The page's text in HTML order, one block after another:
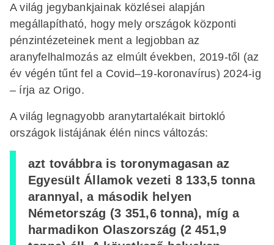
A világ jegybankjainak közlései alapján
megállapítható, hogy mely országok központi
pénzintézeteinek ment a legjobban az
aranyfelhalmozás az elmúlt években, 2019-től (az
év végén tűnt fel a Covid–19-koronavírus) 2024-ig
– írja az Origo.
A világ legnagyobb aranytartalékait birtokló
országok listájának élén nincs változás:
azt továbbra is toronymagasan az
Egyesült Államok vezeti 8 133,5 tonna
arannyal, a második helyen
Németország (3 351,6 tonna), míg a
harmadikon Olaszország (2 451,9